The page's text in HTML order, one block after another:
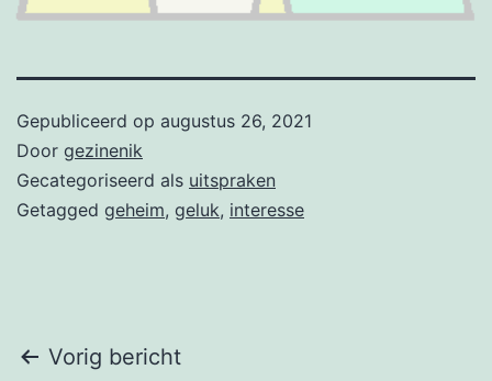
Gepubliceerd op augustus 26, 2021
Door gezinenik
Gecategoriseerd als uitspraken
Getagged geheim, geluk, interesse
Bericht
Vorig bericht